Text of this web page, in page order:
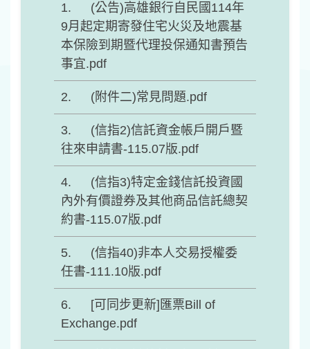
(公告)高雄銀行自民國114年
9月起定期寄發住宅火災及地震基
本保險到期暨代理投保通知書預告
事宜.pdf
(附件二)常見問題.pdf
(信指2)信託資金帳戶開戶暨
往來申請書-115.07版.pdf
(信指3)特定金錢信託投資國
內外有價證券及其他商品信託總契
約書-115.07版.pdf
(信指40)非本人交易授權委
任書-111.10版.pdf
[可同步更新]匯票Bill of
Exchange.pdf